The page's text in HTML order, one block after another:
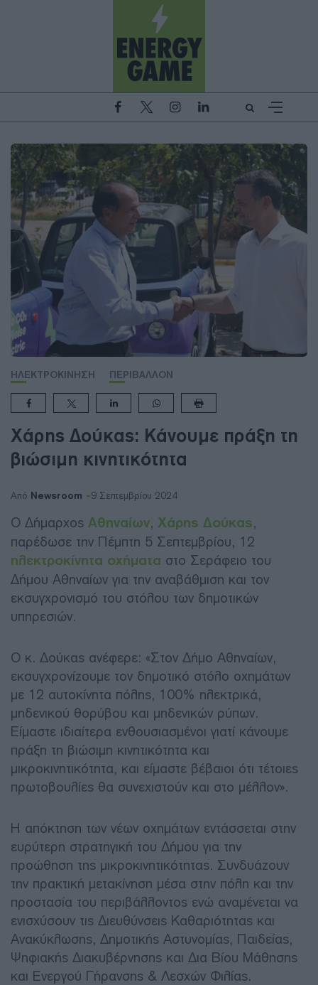
ΗΛΕΚΤΡΟΚΙΝΗΣΗ ΠΕΡΙΒΑΛΛΟΝ
Χάρης Δούκας: Κάνουμε πράξη τη
βιώσιμη κινητικότητα
Από Newsroom 9 Σεπτεμβρίου 2024
Ο Δήμαρχος Αθηναίων, Χάρης Δούκας,
παρέδωσε την Πέμπτη 5 Σεπτεμβρίου, 12
ηλεκτροκίνητα οχήματα στο Σεράφειο του
Δήμου Αθηναίων για την αναβάθμιση και τον
εκσυγχρονισμό του στόλου των δημοτικών
υπηρεσιών.
Ο κ. Δούκας ανέφερε: «Στον Δήμο Αθηναίων,
εκσυγχρονίζουμε τον δημοτικό στόλο οχημάτων
με 12 αυτοκίνητα πόλης, 100% ηλεκτρικά,
μηδενικού θορύβου και μηδενικών ρύπων.
Είμαστε ιδιαίτερα ενθουσιασμένοι γιατί κάνουμε
πράξη τη βιώσιμη κινητικότητα και
μικροκινητικότητα, και είμαστε βέβαιοι ότι τέτοιες
πρωτοβουλίες θα συνεχιστούν και στο μέλλον».
Η απόκτηση των νέων οχημάτων εντάσσεται στην
ευρύτερη στρατηγική του Δήμου για την
προώθηση της μικροκινητικότητας. Συνδυάζουν
την πρακτική μετακίνηση μέσα στην πόλη και την
προστασία του περιβάλλοντος ενώ αναμένεται να
ενισχύσουν τις Διευθύνσεις Καθαριότητας και
Ανακύκλωσης, Δημοτικής Αστυνομίας, Παιδείας,
Ψηφιακής Διακυβέρνησης και Δια Βίου Μάθησης
και Eνεργού Γήρανσης & Λεσχών Φιλίας.